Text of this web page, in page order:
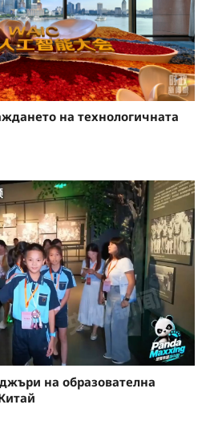
на технологичната
на образователна